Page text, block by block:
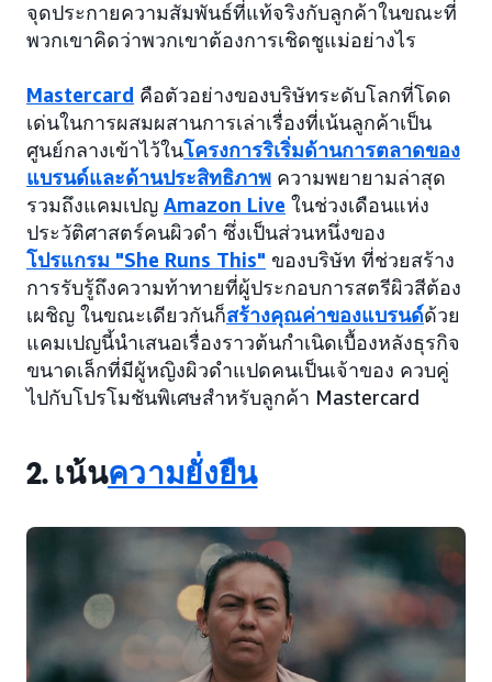
จุดประกายความสัมพันธ์ที่แท้จริงกับลูกค้าในขณะที่
พวกเขาคิดว่าพวกเขาต้องการเชิดชูแม่อย่างไร
Mastercard คือตัวอย่างของบริษัทระดับโลกที่โดด
เด่นในการผสมผสานการเล่าเรื่องที่เน้นลูกค้าเป็น
ศูนย์กลางเข้าไว้ในโครงการริเริ่มด้านการตลาดของ
แบรนด์และด้านประสิทธิภาพ ความพยายามล่าสุด
รวมถึงแคมเปญ Amazon Live ในช่วงเดือนแห่ง
ประวัติศาสตร์คนผิวดำ ซึ่งเป็นส่วนหนึ่งของ
โปรแกรม "She Runs This" ของบริษัท ที่ช่วยสร้าง
การรับรู้ถึงความท้าทายที่ผู้ประกอบการสตรีผิวสีต้อง
เผชิญ ในขณะเดียวกันก็สร้างคุณค่าของแบรนด์ด้วย
แคมเปญนี้นำเสนอเรื่องราวต้นกำเนิดเบื้องหลังธุรกิจ
ขนาดเล็กที่มีผู้หญิงผิวดำแปดคนเป็นเจ้าของ ควบคู่
ไปกับโปรโมชันพิเศษสำหรับลูกค้า Mastercard
2. เน้นความยั่งยืน